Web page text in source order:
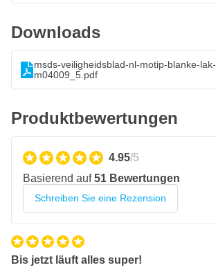
Downloads
msds-veiligheidsblad-nl-motip-blanke-lak-
m04009_5.pdf
Produktbewertungen
4.95/5
Basierend auf51 Bewertungen
Schreiben Sie eine Rezension
Bis jetzt läuft alles super!